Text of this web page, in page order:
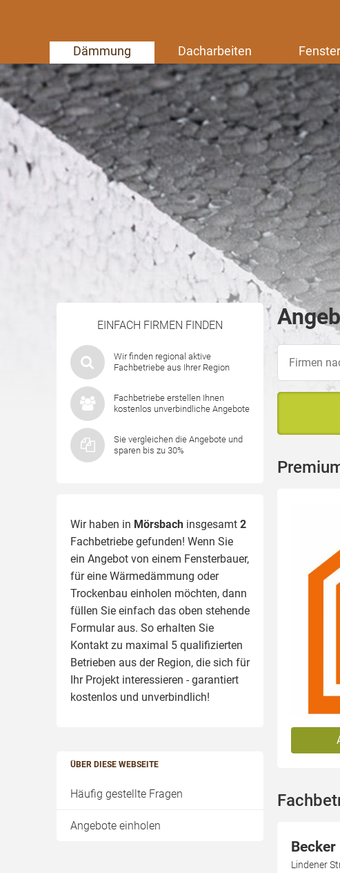
Dämmung Dacharbeiten Fenster
EINFACH FIRMEN FINDEN
Wir finden regional aktive
Fachbetriebe aus Ihrer Region
Fachbetriebe erstellen Ihnen
kostenlos unverbindliche Angebote
Sie vergleichen die Angebote und
sparen bis zu 30%
Wir haben in Mörsbach insgesamt 2
Fachbetriebe gefunden! Wenn Sie
ein Angebot von einem Fensterbauer,
für eine Wärmedämmung oder
Trockenbau einholen möchten, dann
füllen Sie einfach das oben stehende
Formular aus. So erhalten Sie
Kontakt zu maximal 5 qualifizierten
Betrieben aus der Region, die sich für
Ihr Projekt interessieren - garantiert
kostenlos und unverbindlich!
ÜBER DIESE WEBSEITE
Häufig gestellte Fragen
Angebote einholen
Becker
Lindener